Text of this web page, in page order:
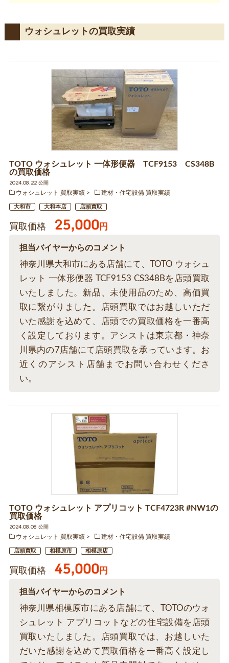
ウォシュレットの買取実績
TOTO ウォシュレット 一体形便器 TCF9153 CS348B
の買取価格
2024.08.22 公開
ウォシュレット 買取実績
建材・住宅設備 買取実績
大和市 大和本店 店頭買取
買取価格 25,000円
担当バイヤーからのコメント
神奈川県大和市にある店舗にて、TOTO ウォシュ
レット 一体形便器 TCF9153 CS348Bを店頭買取
いたしました。新品、未使用品のため、高価買
取に繋がりました。店頭買取ではお越しいただ
いた感謝を込めて、店頭での買取価格を一番高
く設定しております。アシストは東京都・神奈
川県内の7店舗にて店頭買取を承っています。お
近くのアシスト店舗までお問い合わせくださ
い。
TOTO ウォシュレット アプリコット TCF4723R #NW1の
買取価格
2024.08.08 公開
ウォシュレット 買取実績
建材・住宅設備 買取実績
店頭買取 相模原市 相模原店
買取価格 45,000円
担当バイヤーからのコメント
神奈川県相模原市にある店舗にて、TOTOのウォ
シュレット アプリコットなどの住宅設備を店頭
買取いたしました。店頭買取では、お越しいた
だいた感謝を込めて買取価格を一番高く設定し